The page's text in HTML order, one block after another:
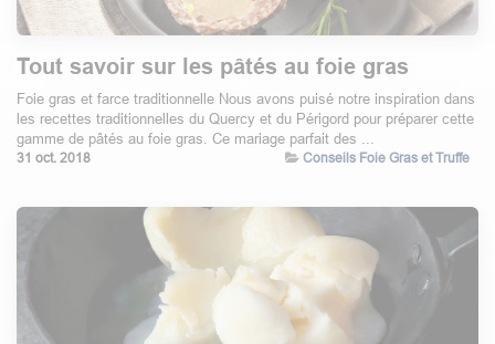
Tout savoir sur les pâtés au foie gras
Foie gras et farce traditionnelle Nous avons puisé notre inspiration dans
les recettes traditionnelles du Quercy et du Périgord pour préparer cette
gamme de pâtés au foie gras. Ce mariage parfait des ...
31 oct. 2018 Conseils Foie Gras et Truffe